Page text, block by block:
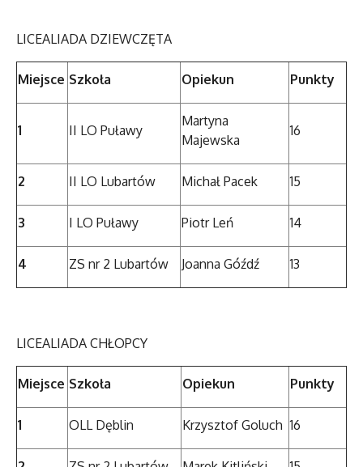
LICEALIADA DZIEWCZĘTA
Miejsce Szkoła Opiekun Punkty
1 II LO Puławy
Martyna
Majewska
16
2 II LO Lubartów Michał Pacek 15
3 I LO Puławy Piotr Leń 14
4 ZS nr 2 Lubartów Joanna Góźdź 13
LICEALIADA CHŁOPCY
Miejsce Szkoła Opiekun Punkty
1 OLL Dęblin Krzysztof Goluch 16